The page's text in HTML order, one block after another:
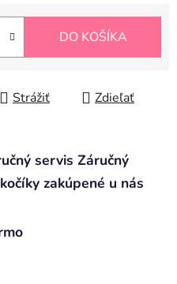
DO KOŠÍKA
Strážiť Zdieľať
servis Záručný
zakúpené u nás